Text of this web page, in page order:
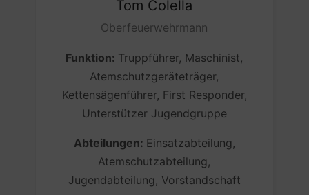
Tom Colella
Oberfeuerwehrmann
Funktion: Truppführer, Maschinist,
Atemschutzgeräteträger,
Kettensägenführer, First Responder,
Unterstützer Jugendgruppe
Abteilungen: Einsatzabteilung,
Atemschutzabteilung,
Jugendabteilung, Vorstandschaft